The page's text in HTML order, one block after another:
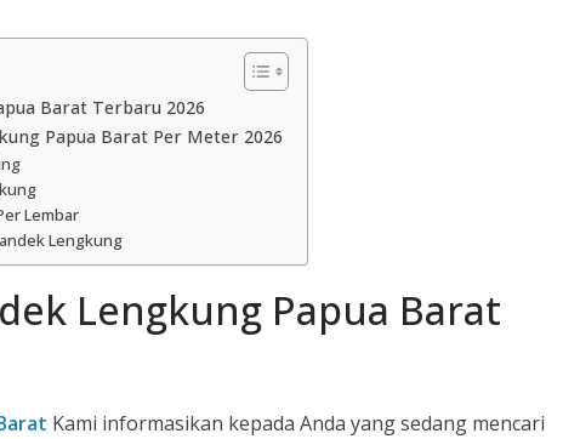
Barat Terbaru 2026
Papua Barat Per Meter 2026
Lembar
Lengkung
Lengkung Papua Barat
Kami informasikan kepada Anda yang sedang mencari